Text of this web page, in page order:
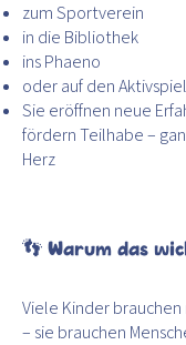
zum Sportverein
in die Bibliothek
ins Phaeno
oder auf den
Sie eröffnen neue
fördern Teilhabe –
Herz
👣 Warum das
Viele Kinder
– sie brauchen